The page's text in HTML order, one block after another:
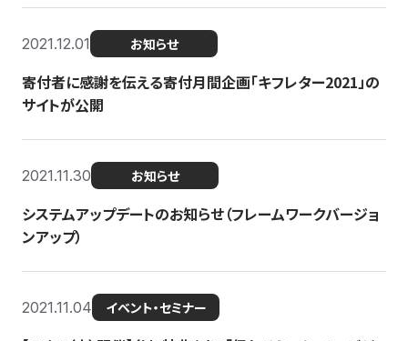
2021.12.01 お知らせ
寄付者に感謝を伝える寄付月間企画「キフレター2021」の
サイトが公開
2021.11.30 お知らせ
システムアップデートのお知らせ（フレームワークバージョ
ンアップ）
2021.11.04 イベント・セミナー